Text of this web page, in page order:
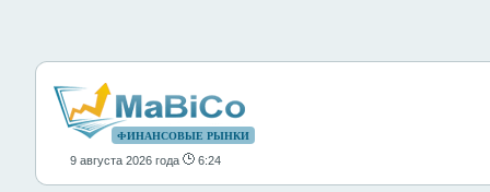
ФИНАНСОВЫЕ РЫНКИ
9 августа 2026 года 6:24